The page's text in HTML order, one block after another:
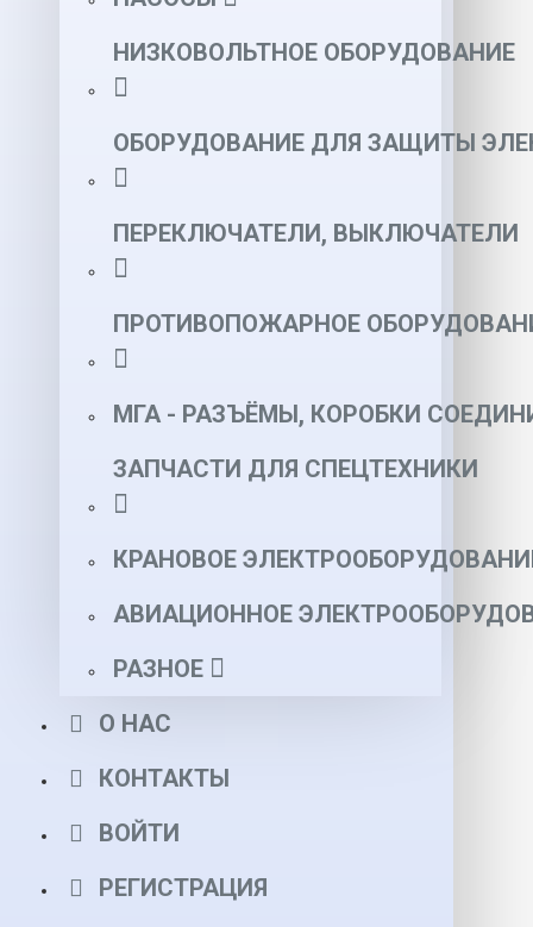
НИЗКОВОЛЬТНОЕ ОБОРУДОВАНИЕ
ОБОРУДОВАНИЕ ДЛЯ ЗАЩИТЫ
ПЕРЕКЛЮЧАТЕЛИ, ВЫКЛЮЧАТЕЛИ
ПРОТИВОПОЖАРНОЕ
МГА - РАЗЪЁМЫ, КОРОБКИ
ЗАПЧАСТИ ДЛЯ СПЕЦТЕХНИКИ
КРАНОВОЕ
АВИАЦИОННОЕ
РАЗНОЕ
О НАС
КОНТАКТЫ
ВОЙТИ
РЕГИСТРАЦИЯ